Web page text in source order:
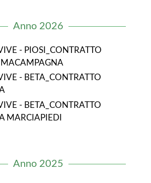
Anno 2026
- PIOSI_CONTRATTO
- BETA_CONTRATTO
- BETA_CONTRATTO
MARCIAPIEDI
Anno 2025